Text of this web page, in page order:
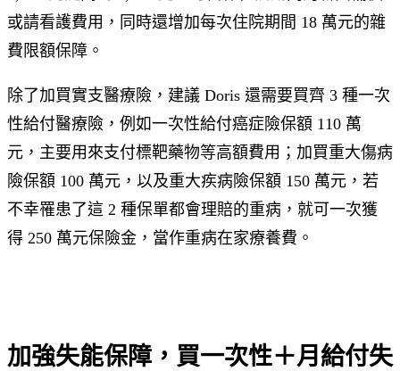
或請看護費用，同時還增加每次住院期間 18 萬元的雜
費限額保障。
除了加買實支醫療險，建議 Doris 還需要買齊 3 種一次
性給付醫療險，例如一次性給付癌症險保額 110 萬
元，主要用來支付標靶藥物等高額費用；加買重大傷病
險保額 100 萬元，以及重大疾病險保額 150 萬元，若
不幸罹患了這 2 種保單都會理賠的重病，就可一次獲
得 250 萬元保險金，當作重病在家療養費。
加強失能保障，買一次性＋月給付失